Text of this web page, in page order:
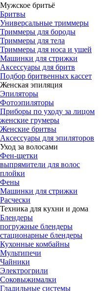
Мужское бритьё
Бритвы
Универсальные триммеры
Триммеры для бороды
Триммеры для тела
Триммеры для носа и ушей
Машинки для стрижки
Аксессуары для бритв
Подбор бритвенных кассет
Женская эпиляция
Эпиляторы
Фотоэпиляторы
Приборы по уходу за лицом
женские грумеры
Женские бритвы
Аксессуары для эпиляторов
Уход за волосами
Фен-щетки
выпрямители для волос
плойки
Фены
Машинки для стрижки
Расчески
Техника для кухни и дома
Блендеры
погружные блендеры
стационарные блендеры
Кухонные комбайны
Мультипечи
Чайники
Электрогрили
Соковыжималки
Гладильные системы